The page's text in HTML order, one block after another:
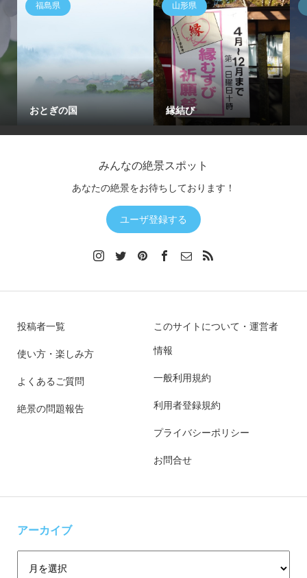
福島県
おとぎの国
山形県
縁結び
みんなの絶景スポット
あなたの絶景をお待ちしております！
ユーザ登録する
投稿者一覧
使い方・楽しみ方
よくあるご質問
絶景の問題報告
このサイトについて・運営者
情報
一般利用規約
利用者登録規約
プライバシーポリシー
お問合せ
アーカイブ